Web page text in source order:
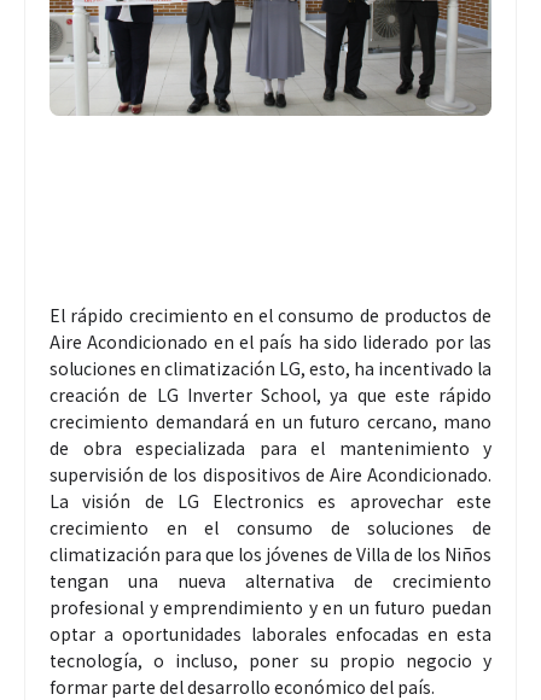
El rápido crecimiento en el consumo de productos de
Aire Acondicionado en el país ha sido liderado por las
soluciones en climatización LG, esto, ha incentivado la
creación de LG Inverter School, ya que este rápido
crecimiento demandará en un futuro cercano, mano
de obra especializada para el mantenimiento y
supervisión de los dispositivos de Aire Acondicionado.
La visión de LG Electronics es aprovechar este
crecimiento en el consumo de soluciones de
climatización para que los jóvenes de Villa de los Niños
tengan una nueva alternativa de crecimiento
profesional y emprendimiento y en un futuro puedan
optar a oportunidades laborales enfocadas en esta
tecnología, o incluso, poner su propio negocio y
formar parte del desarrollo económico del país.